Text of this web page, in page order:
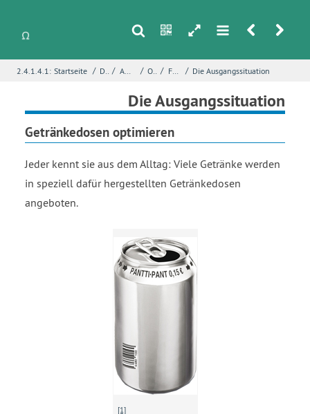
s n h m r u
2.4.1.4.1: Startseite / Differentialrechnung / Anwendungen von Funktionsuntersuchungen / Optimierungsprobleme / Fallstudie – Optimale Getränkedose / Die Ausgangssituation
Die Ausgangssituation
Getränkedosen optimieren
Jeder kennt sie aus dem Alltag: Viele Getränke werden
in speziell dafür hergestellten Getränkedosen
angeboten.
[1]
Seite